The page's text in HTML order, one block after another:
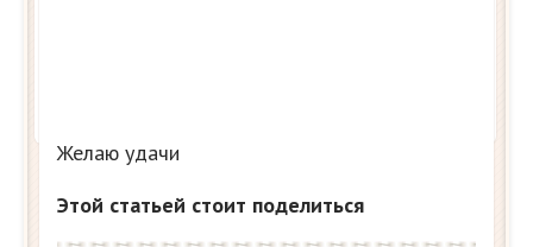
Желаю удачи
Этой статьей стоит поделиться